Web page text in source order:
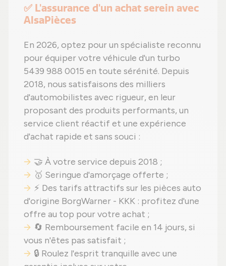
✅ L'assurance d'un achat serein avec
AlsaPièces
En 2026, optez pour un spécialiste reconnu
pour équiper votre véhicule d'un turbo
5439 988 0015 en toute sérénité. Depuis
2018, nous satisfaisons des milliers
d'automobilistes avec rigueur, en leur
proposant des produits performants, un
service client réactif et une expérience
d'achat rapide et sans souci :
🤝 À votre service depuis 2018 ;
🥇 Seringue d'amorçage offerte ;
⚡ Des tarifs attractifs sur les pièces auto
d'origine BorgWarner - KKK : profitez d'une
offre au top pour votre achat ;
🔄 Remboursement facile en 14 jours, si
vous n'êtes pas satisfait ;
🔒 Roulez l'esprit tranquille avec une